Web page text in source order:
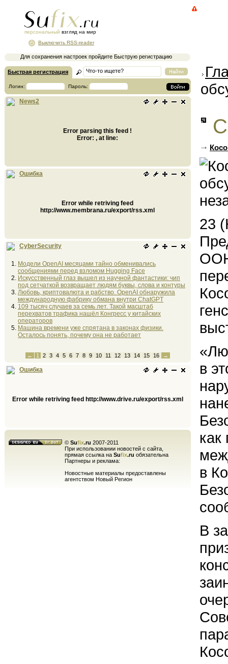
персональный взгляд на мир
Для сохранения настроек пройдите Быструю регистрацию
Выключить RSS-reader
Быстрая регистрация
Логин: Пароль:
News2
Error parsing this feed !
Error: , at line:
Ошибка
Error while retriving feed
http://www.membrana.ru/export/rss.xml
CyberSecurity
Модели OpenAI месяцами тайно обменивались
сообщениями перед взломом Hugging Face
Искусственный глаз вышел из научной фантастики: чип
под сетчаткой возвращает людям буквы, слова и контуры
Любовь, криптовалюта и рабство. OpenAI обнаружила
международную фабрику обмана внутри ChatGPT
109 тысяч случаев за семь лет. Такой масштаб
перехватов трафика нашёл Конгресс у китайских
операторов
Машина времени уже спрятана в законах физики.
Осталось понять, почему она не работает
← 1 2 3 4 5 6 7 8 9 10 11 12 13 14 15 16 →
Ошибка
Error while retriving feed http://www.drive.ru/export/rss.xml
© Sufix.ru 2007-2011
При использовании новостей с сайта,
прямая ссылка на Sufix.ru обязательна
Партнеры и реклама:
Новостные материалы предоставлены
агентством Новый Регион
23
в
в
В